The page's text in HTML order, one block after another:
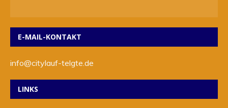
E-MAIL-KONTAKT
info@citylauf-telgte.de
LINKS